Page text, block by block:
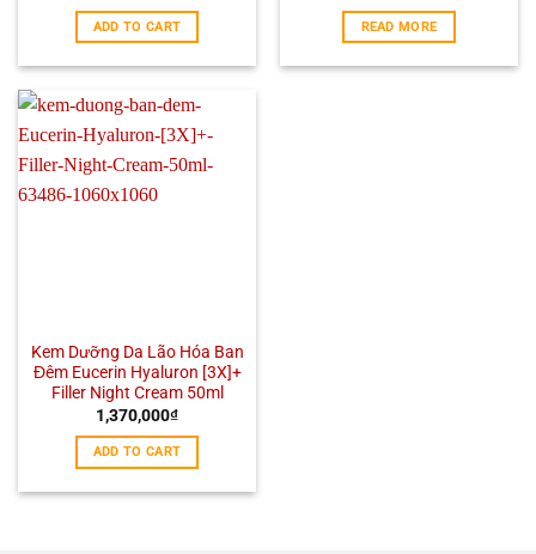
ADD TO CART READ MORE
Kem Dưỡng Da Lão Hóa Ban
Đêm Eucerin Hyaluron [3X]+
Filler Night Cream 50ml
1,370,000₫
ADD TO CART